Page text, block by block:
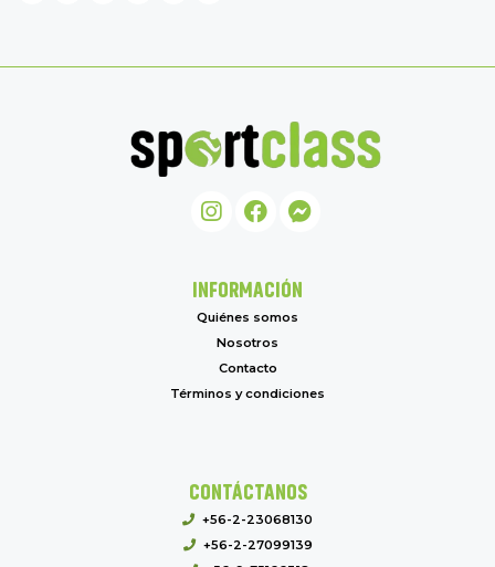
INFORMACIÓN
Quiénes somos
Nosotros
Contacto
Términos y condiciones
CONTÁCTANOS
+56-2-23068130
+56-2-27099139